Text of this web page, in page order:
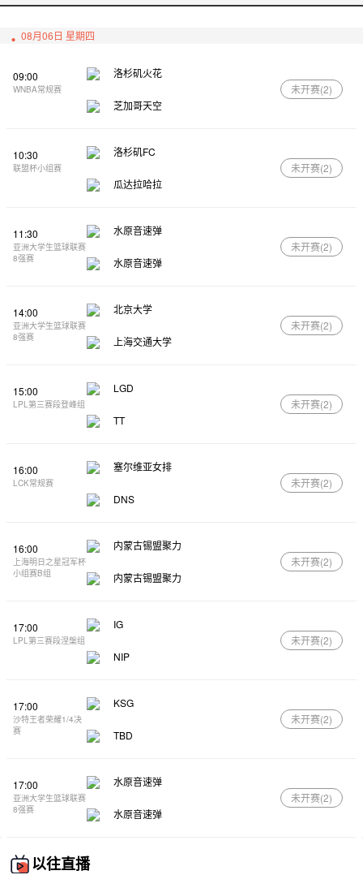
08月06日 星期四
09:00
WNBA常规赛
洛杉矶火花
芝加哥天空
未开赛(2)
10:30
联盟杯小组赛
洛杉矶FC
瓜达拉哈拉
未开赛(2)
11:30
亚洲大学生篮球联赛
8强赛
水原音速弹
水原音速弹
未开赛(2)
14:00
亚洲大学生篮球联赛
8强赛
北京大学
上海交通大学
未开赛(2)
15:00
LPL第三赛段登峰组
LGD
TT
未开赛(2)
16:00
LCK常规赛
塞尔维亚女排
DNS
未开赛(2)
16:00
上海明日之星冠军杯
小组赛B组
内蒙古锡盟聚力
内蒙古锡盟聚力
未开赛(2)
17:00
LPL第三赛段涅槃组
IG
NIP
未开赛(2)
17:00
沙特王者荣耀1/4决
赛
KSG
TBD
未开赛(2)
17:00
亚洲大学生篮球联赛
8强赛
水原音速弹
水原音速弹
未开赛(2)
以往直播